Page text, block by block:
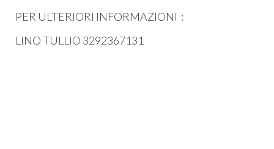
PER ULTERIORI INFORMAZIONI :
LINO TULLIO 3292367131